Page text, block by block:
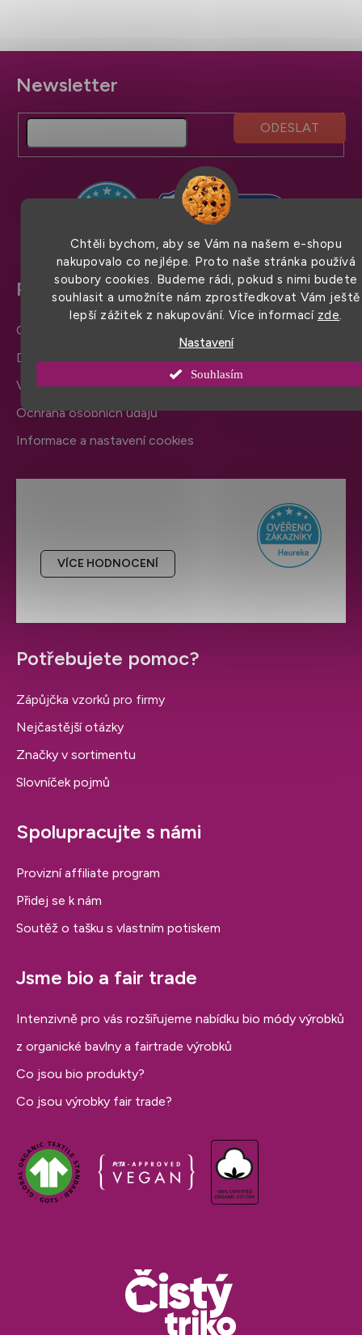
Chtěli bychom, aby se Vám na našem e-shopu
nakupovalo co nejlépe. Proto naše stránka používá
soubory cookies. Budeme rádi, pokud s nimi budete
souhlasit a umožníte nám zprostředkovat Vám ještě
lepší zážitek z nakupování. Více informací zde
Nastavení
Souhlasím
Z
á
a
VÍCE HODNOCENÍ
Pro snadný nákup
Obchodní podmínky
Doprava a platba
Výměna zboží a reklamace
Ochrana osobních údajů
Informace a nastavení cookies
Potřebujete pomoc?
Zápůjčka vzorků pro firmy
Nejčastější otázky
Značky v sortimentu
Slovníček pojmů
Spolupracujte s námi
Provizní affiliate program
Přidej se k nám
Soutěž o tašku s vlastním potiskem
Jsme bio a fair trade
Intenzivně pro vás rozšiřujeme nabídku bio módy výrobků
z organické bavlny a fairtrade výrobků
Co jsou bio produkty?
Co jsou výrobky fair trade?